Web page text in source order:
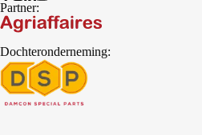
Partner:
Dochteronderneming: